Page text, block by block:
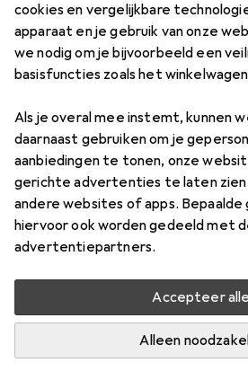
cookies en vergelijkbare
apparaat en je gebruik van onze
we nodig om je bijvoorbeeld een
basisfuncties zoals het
Als je overal mee instemt, kunnen
daarnaast gebruiken om je
aanbiedingen te tonen, onze
gerichte advertenties te laten zien
andere websites of apps. Bepaalde
hiervoor ook worden gedeeld met
advertentiepartners.
Accepteer alle
Alleen
1 Afbeelding
KWANTUMKORTING
GokiDeegroller 21 cm
Prijs in EUR inclusief BTW
3
Levering tussen do, 13-8 en vr,
Meer dan 10 stuk op voorraad